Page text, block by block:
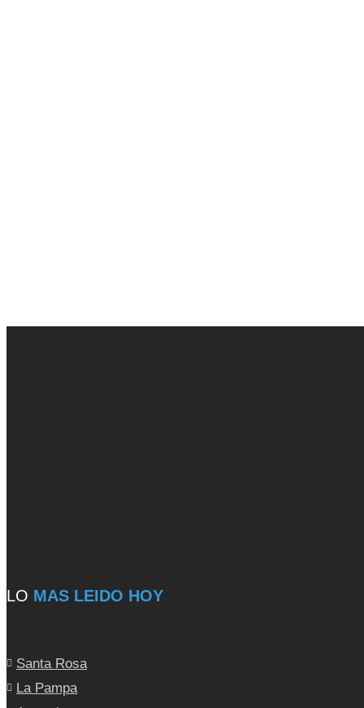
LO MAS LEIDO HOY
Santa Rosa
La Pampa